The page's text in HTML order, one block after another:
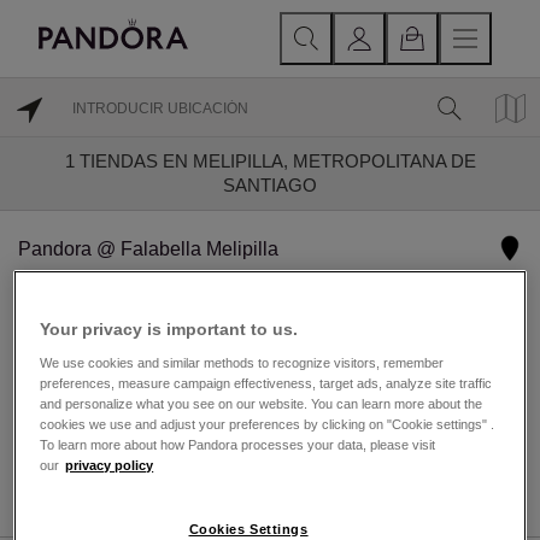
1 TIENDAS EN MELIPILLA, METROPOLITANA DE
SANTIAGO
Pandora @ Falabella Melipilla
Hoy reapertura a las 11 hrs.
1km
Vargas 457
Melipilla, Metropolitana de Santiago 9580000
Your privacy is important to us.
We use cookies and similar methods to recognize visitors, remember
preferences, measure campaign effectiveness, target ads, analyze site traffic
and personalize what you see on our website. You can learn more about the
cookies we use and adjust your preferences by clicking on "Cookie settings" .
To learn more about how Pandora processes your data, please visit
our privacy policy
Cookies Settings